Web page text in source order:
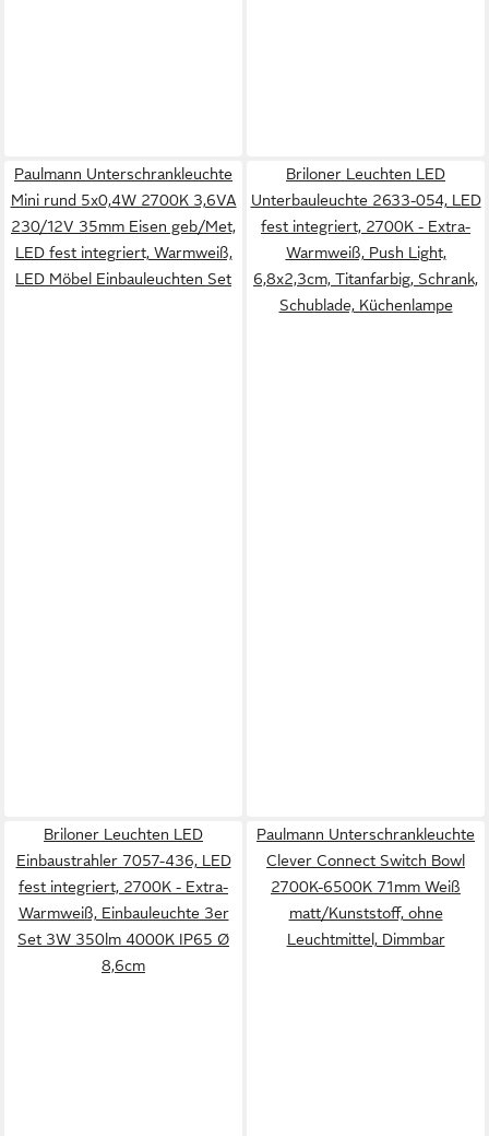
Paulmann Unterschrankleuchte
Mini rund 5x0,4W 2700K 3,6VA
230/12V 35mm Eisen geb/Met,
LED fest integriert, Warmweiß,
LED Möbel Einbauleuchten Set
Briloner Leuchten LED
Unterbauleuchte 2633-054, LED
fest integriert, 2700K - Extra-
Warmweiß, Push Light,
6,8x2,3cm, Titanfarbig, Schrank,
Schublade, Küchenlampe
Briloner Leuchten LED
Einbaustrahler 7057-436, LED
fest integriert, 2700K - Extra-
Warmweiß, Einbauleuchte 3er
Set 3W 350lm 4000K IP65 Ø
8,6cm
Paulmann Unterschrankleuchte
Clever Connect Switch Bowl
2700K-6500K 71mm Weiß
matt/Kunststoff, ohne
Leuchtmittel, Dimmbar